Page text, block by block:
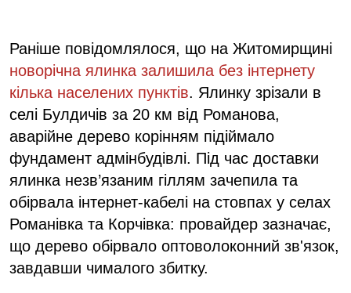
Раніше повідомлялося, що на Житомирщині
новорічна ялинка залишила без інтернету
кілька населених пунктів. Ялинку зрізали в
селі Булдичів за 20 км від Романова,
аварійне дерево корінням підіймало
фундамент адмінбудівлі. Під час доставки
ялинка незв’язаним гіллям зачепила та
обірвала інтернет-кабелі на стовпах у селах
Романівка та Корчівка: провайдер зазначає,
що дерево обірвало оптоволоконний зв'язок,
завдавши чималого збитку.